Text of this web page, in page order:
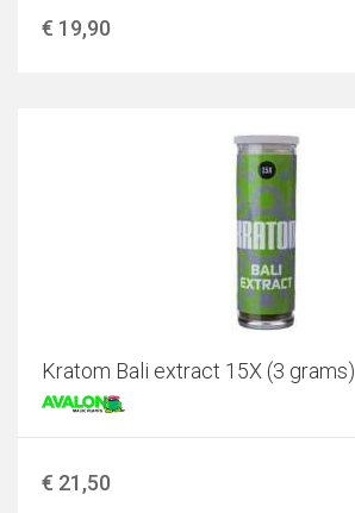
€ 19,90
Kratom Bali extract 15X (3 grams)
€ 21,50